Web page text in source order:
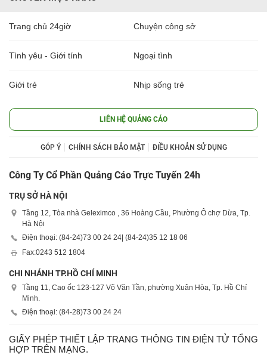
Trang chủ 24giờ Chuyện công sở
Tình yêu - Giới tính Ngoại tình
Giới trẻ Nhịp sống trẻ
LIÊN HỆ QUẢNG CÁO
GÓP Ý CHÍNH SÁCH BẢO MẬT ĐIỀU KHOẢN SỬ DỤNG
Công Ty Cổ Phần Quảng Cáo Trực Tuyến 24h
TRỤ SỞ HÀ NỘI
Tầng 12, Tòa nhà Geleximco , 36 Hoàng Cầu, Phường Ô chợ Dừa, Tp.
Hà Nội
Điện thoại: (84-24)73 00 24 24 | (84-24)35 12 18 06
Fax:0243 512 1804
CHI NHÁNH TP.HỒ CHÍ MINH
Tầng 11, Cao ốc 123-127 Võ Văn Tần, phường Xuân Hòa, Tp. Hồ Chí
Minh.
Điện thoại: (84-28)73 00 24 24
GIẤY PHÉP THIẾT LẬP TRANG THÔNG TIN ĐIỆN TỬ TỔNG
HỢP TRÊN MẠNG.